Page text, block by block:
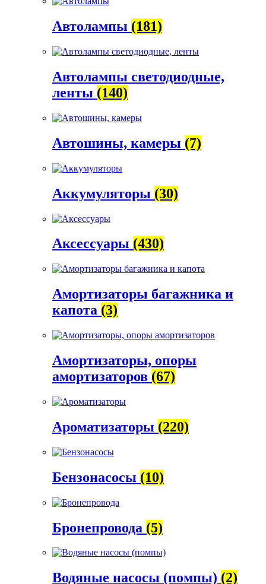
Автолампы (181)
Автолампы светодиодные,
ленты (140)
Автошины, камеры (7)
Аккумуляторы (30)
Аксессуары (430)
Амортизаторы багажника и
капота (3)
Амортизаторы, опоры
амортизаторов (67)
Ароматизаторы (220)
Бензонасосы (10)
Бронепровода (5)
Водяные насосы (помпы) (2)